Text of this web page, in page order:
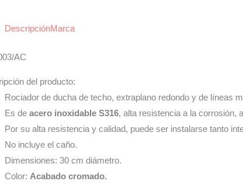
DescripciónMarca
AC
del producto:
Rociador de ducha de techo, extraplano redondo y de líneas
Es deacero inoxidable S316, alta resistencia a la corrosión,
Por su alta resistencia y calidad, puede ser instalarse tanto
No incluye el caño.
Dimensiones: 30 cm diámetro.
Color:Acabado cromado.